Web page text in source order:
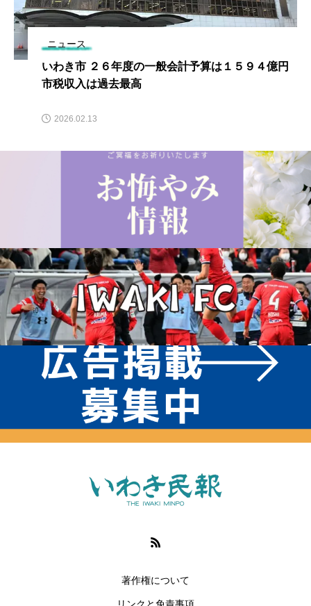
ニュース
いわき市 ２６年度の一般会計予算は１５９４億円
市税収入は過去最高
2026.02.13
著作権について
リンクと免責事項